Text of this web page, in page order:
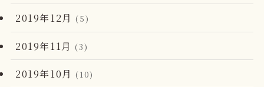
2019年12月 (5)
2019年11月 (3)
2019年10月 (10)